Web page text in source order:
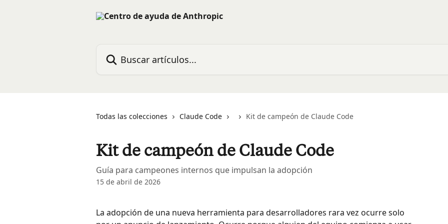
Todas las colecciones Claude Code Kit de campeón de Claude Code
Kit de campeón de Claude Code
Guía para campeones internos que impulsan la adopción
15 de abril de 2026
La adopción de una nueva herramienta para desarrolladores rara vez ocurre solo